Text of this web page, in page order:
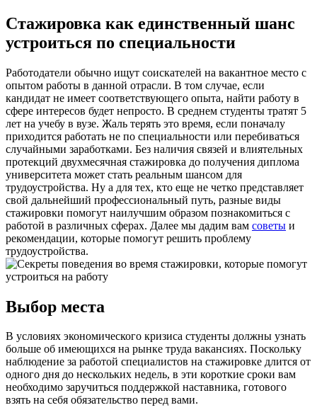
Стажировка как единственный шанс
устроиться по специальности
Работодатели обычно ищут соискателей на вакантное место с
опытом работы в данной отрасли. В том случае, если
кандидат не имеет соответствующего опыта, найти работу в
сфере интересов будет непросто. В среднем студенты тратят 5
лет на учебу в вузе. Жаль терять это время, если поначалу
приходится работать не по специальности или перебиваться
случайными заработками. Без наличия связей и влиятельных
протекций двухмесячная стажировка до получения диплома
университета может стать реальным шансом для
трудоустройства. Ну а для тех, кто еще не четко представляет
свой дальнейший профессиональный путь, разные виды
стажировки помогут наилучшим образом познакомиться с
работой в различных сферах. Далее мы дадим вам советы и
рекомендации, которые помогут решить проблему
трудоустройства.
Выбор места
В условиях экономического кризиса студенты должны узнать
больше об имеющихся на рынке труда вакансиях. Поскольку
наблюдение за работой специалистов на стажировке длится от
одного дня до нескольких недель, в эти короткие сроки вам
необходимо заручиться поддержкой наставника, готового
взять на себя обязательство перед вами.